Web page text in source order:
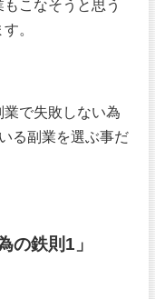
こなそうと思う
。
で失敗しない為
る副業を選ぶ事だ
の鉄則1」